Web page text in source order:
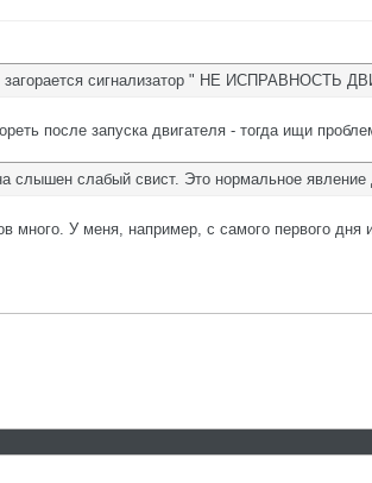
загорается сигнализатор " НЕ ИСПРАВНОСТЬ
после запуска двигателя - тогда ищи
слышен слабый свист. Это нормальное
много. У меня, например, с самого первого